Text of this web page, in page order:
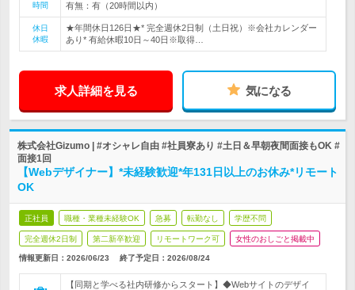
時間
有無：有（20時間以内）
休日
休暇
★年間休日126日★* 完全週休2日制（土日祝）※会社カレンダー
あり* 有給休暇10日～40日※取得…
求人詳細を見る 気になる
株式会社Gizumo | #オシャレ自由 #社員寮あり #土日＆早朝夜間面接もOK #
面接1回
【Webデザイナー】*未経験歓迎*年131日以上のお休み*リモート
OK
正社員 職種・業種未経験OK 急募 転勤なし 学歴不問
完全週休2日制 第二新卒歓迎 リモートワーク可 女性のおしごと掲載中
情報更新日：2026/06/23 終了予定日： 2026/08/24
【同期と学べる社内研修からスタート】◆Webサイトのデザイ